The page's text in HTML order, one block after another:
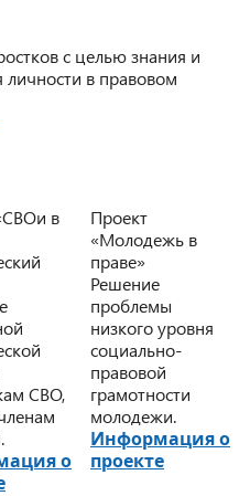
с целью знания и
личности в правовом
в
СВО,
о
Проект
«Молодежь в
праве»
Решение
проблемы
низкого уровня
социально-
правовой
грамотности
молодежи.
Информация о
проекте